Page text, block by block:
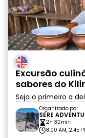
Excursão
sabores do
Seja o primeiro a
Organizado por
SERE
2h 30min
8:00 AM, 2:45